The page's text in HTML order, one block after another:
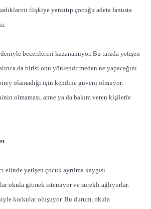
ilişkiye yansıtıp çocuğu adeta fanusta
becerilerini kazanamıyor. Bu tarzda yetişen
da birisi onu yönlendirmeden ne yapacağını
olamadığı için kendine güveni olmuyor.
olmaması, anne ya da bakım veren kişilerle
elinde yetişen çocuk ayrılma kaygısı
okula gitmek istemiyor ve sürekli ağlıyorlar.
korkular oluşuyor. Bu durum, okula